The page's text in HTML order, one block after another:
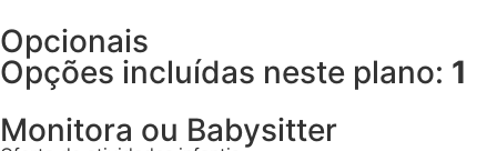
Opcionais
Opções incluídas neste plano: 1
Monitora ou Babysitter